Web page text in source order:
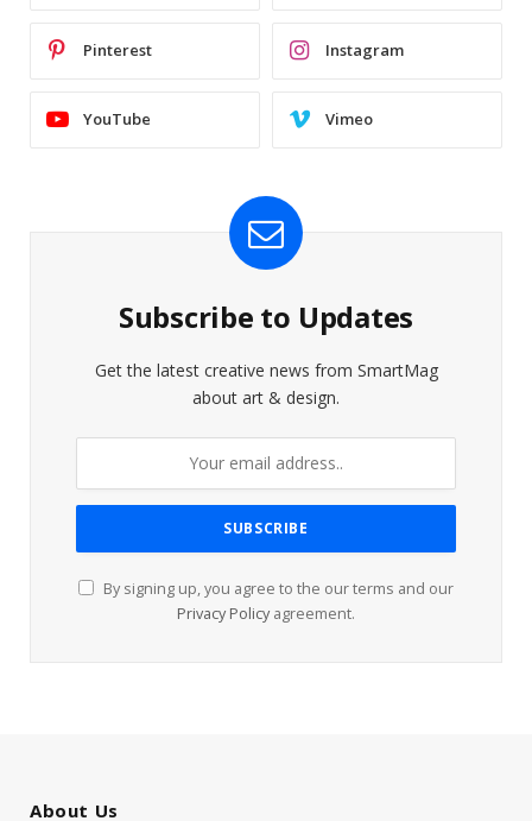
Pinterest Instagram
YouTube Vimeo
Subscribe to Updates
Get the latest creative news from SmartMag
about art & design.
By signing up, you agree to the our terms and our
Privacy Policy agreement.
About Us